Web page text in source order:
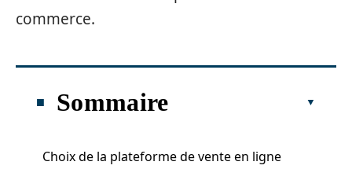
commerce.
Sommaire
Choix de la plateforme de vente en ligne